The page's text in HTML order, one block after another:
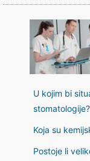
U kojim bi
stomatologije?
Koja su
Postoje li